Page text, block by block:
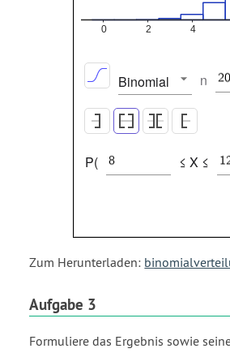
Binomial n
P( ≤ X ≤
Zum Herunterladen:
Aufgabe 3
Formuliere das Ergebnis sowie